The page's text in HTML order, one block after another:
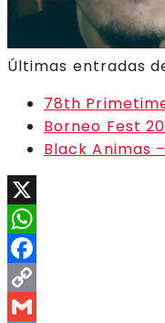
Últimas entradas
78th
Borneo Fest
Black Animas
X
WhatsApp
Facebook
Copy